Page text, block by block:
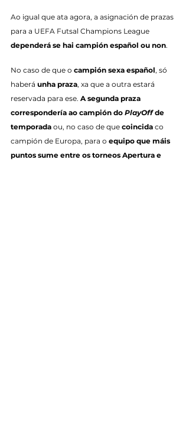
Ao igual que ata agora, a asignación de prazas
para a UEFA Futsal Champions League
dependerá se hai campión español ou non.
No caso de que o campión sexa español, só
haberá unha praza, xa que a outra estará
reservada para ese. A segunda praza
correspondería ao campión do PlayOff de
temporada ou, no caso de que coincida co
campión de Europa, para o equipo que máis
puntos sume entre os torneos Apertura e